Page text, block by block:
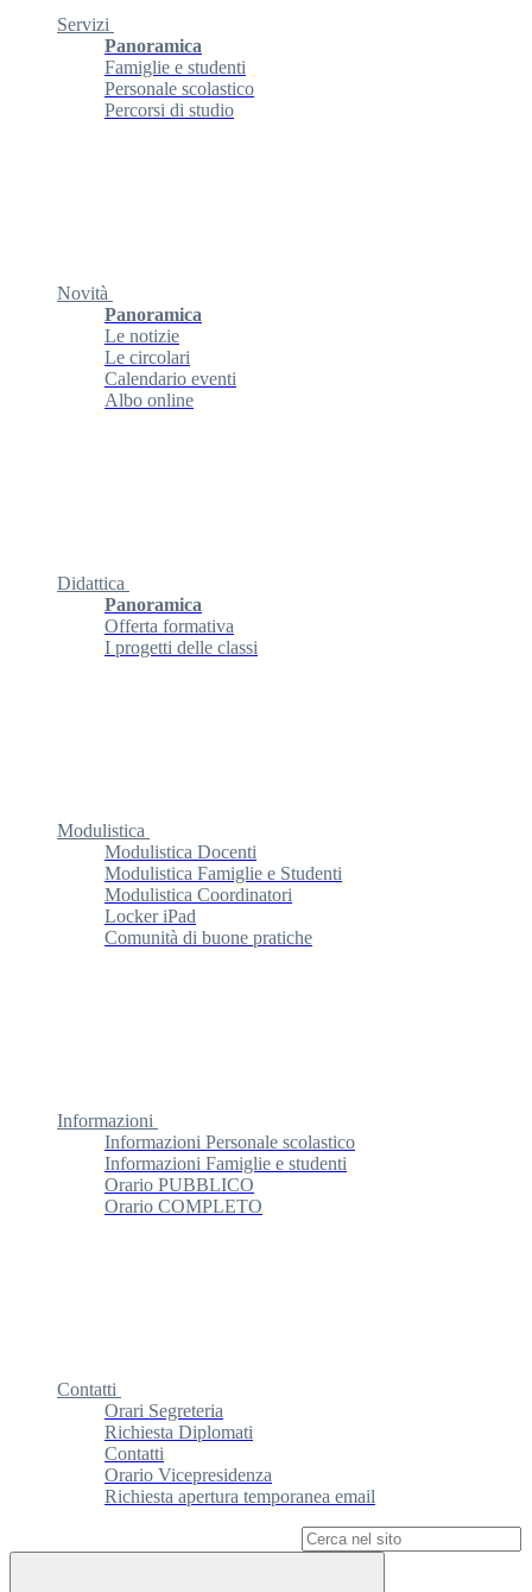
Servizi
Panoramica
Famiglie e studenti
Personale scolastico
Percorsi di studio
Novità
Panoramica
Le notizie
Le circolari
Calendario eventi
Albo online
Didattica
Panoramica
Offerta formativa
I progetti delle classi
Modulistica
Modulistica Docenti
Modulistica Famiglie e Studenti
Modulistica Coordinatori
Locker iPad
Comunità di buone pratiche
Informazioni
Informazioni Personale scolastico
Informazioni Famiglie e studenti
Orario PUBBLICO
Orario COMPLETO
Contatti
Orari Segreteria
Richiesta Diplomati
Contatti
Orario Vicepresidenza
Richiesta apertura temporanea email